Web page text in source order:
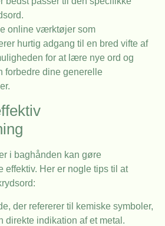
online værktøjer som
hurtig adgang til en bred vifte af
for at lære nye ord og
forbedre dine generelle
i baghånden kan gøre
effektiv. Her er nogle tips til at
der refererer til kemiske symboler,
direkte indikation af et metal.